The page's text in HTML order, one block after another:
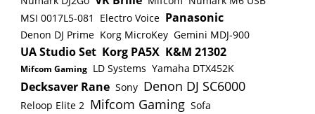
MSI 0017L5-081
Electro Voice Panasonic
Denon DJ Prime Korg MicroKey Gemini MDJ-900
UA Studio Set Korg PA5X K&M 21302
Mifcom Gaming LD Systems Yamaha DTX452K
Decksaver Rane Sony Denon DJ SC6000
Reloop Elite 2 Mifcom Gaming Sofa